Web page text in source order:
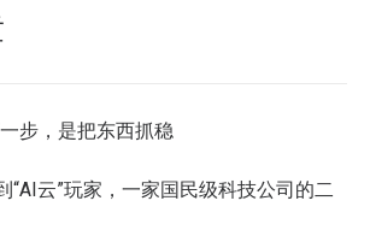
步，是把东西抓稳
“AI云”玩家，一家国民级科技公司的二